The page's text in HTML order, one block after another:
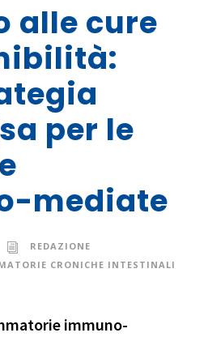
alle cure
per le
mediate
REDAZIONE
CRONICHE INTESTINALI
immuno-